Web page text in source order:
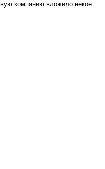
компанию вложило некое